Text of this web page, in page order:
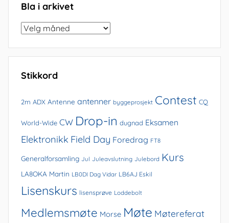
Bla i arkivet
Bla
arkivet
Stikkord
2m ADX Antenne antenner byggeprosjekt Contest CQ
World-Wide CW Drop-in dugnad Eksamen
Elektronikk Field Day Foredrag FT8
Generalforsamling Jul Juleavslutning Julebord Kurs
LA8OKA Martin LB0DI Dag Vidar LB6AJ Eskil
Lisenskurs lisensprøve Loddebolt
Medlemsmøte Morse Møte Møtereferat